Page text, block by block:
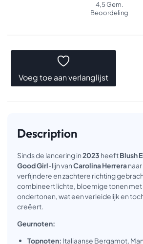
4,5 Gem.
Beoordeling
Voeg toe aan verlanglijst
Description
Sinds de lancering in2023 heeftBlush
Good Girl-lijn vanCarolina Herrera
verfijndere en zachtere richting
combineert lichte, bloemige tonen met
ondertonen, wat een verleidelijk en
creëert.
Geurnoten:
Topnoten: Italiaanse Bergamot,